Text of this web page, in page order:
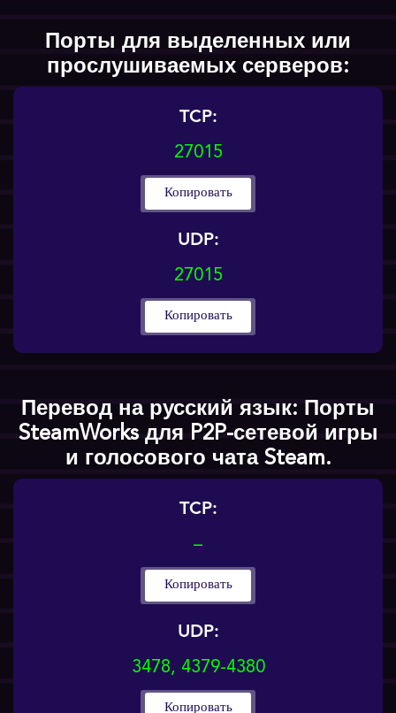
Порты для выделенных или
прослушиваемых серверов:
TCP:
27015
Копировать
UDP:
27015
Копировать
Перевод на русский язык: Порты
SteamWorks для P2P-сетевой игры
и голосового чата Steam.
TCP:
–
Копировать
UDP:
3478, 4379-4380
Копировать